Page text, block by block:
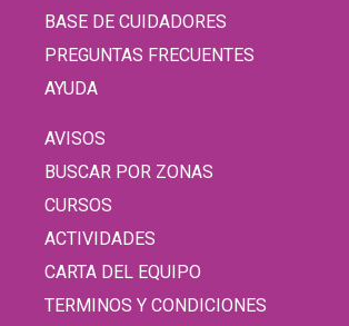
BASE DE CUIDADORES
PREGUNTAS FRECUENTES
AYUDA
AVISOS
BUSCAR POR ZONAS
CURSOS
ACTIVIDADES
CARTA DEL EQUIPO
TERMINOS Y CONDICIONES